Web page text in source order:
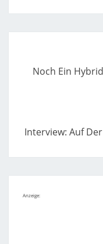
Noch Ein
Interview: Auf
Anzeige: